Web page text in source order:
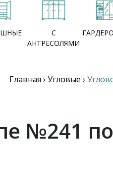
С
АНТРЕСОЛЯМИ
Главная › Угловые ›
№241